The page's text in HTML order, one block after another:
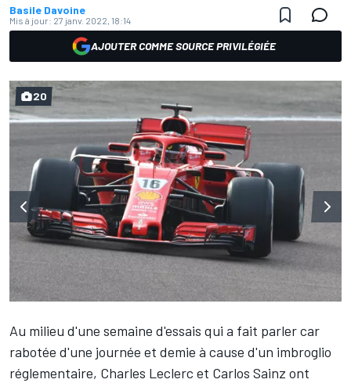
Basile Davoine
Mis à jour: 27 janv. 2022, 18:14
AJOUTER COMME SOURCE PRIVILÉGIÉE
20
Au milieu d'une semaine d'essais qui a fait parler car
rabotée d'une journée et demie à cause d'un imbroglio
réglementaire, Charles Leclerc et Carlos Sainz ont